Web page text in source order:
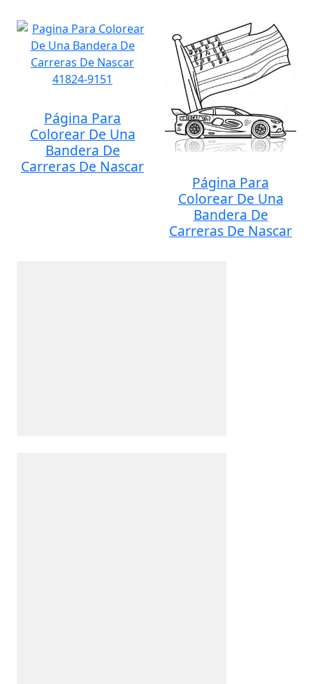
Página Para
Colorear De Una
Bandera De
Carreras De Nascar
Página Para
Colorear De Una
Bandera De
Carreras De Nascar